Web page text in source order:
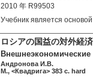
2010 年 R99503
Учебник является основой
ロシアの国益の対外経
Внешнеэкономические
Андронова И.В.
М., <Квадрига> 383 c. hard